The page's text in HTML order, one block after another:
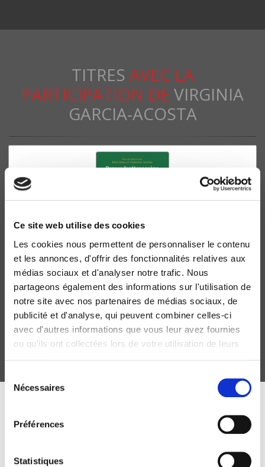
Ce site web utilise des cookies
Les cookies nous permettent de personnaliser le contenu
et les annonces, d'offrir des fonctionnalités relatives aux
médias sociaux et d'analyser notre trafic. Nous
partageons également des informations sur l'utilisation de
notre site avec nos partenaires de médias sociaux, de
publicité et d'analyse, qui peuvent combiner celles-ci
avec d'autres informations que vous leur avez fournies
ou qu'ils ont collectées lors de votre utilisation de leurs
Nécessaires
Préférences
Statistiques
TITRES AVEC LA
PARTICIPATION DE VIRGINIA
GARCIA-ACOSTA
Penser l'Anthropocène
Rémi Beau, Catherine Larrère
Philippe Descola
ABONNEZ-VOUS À NOS